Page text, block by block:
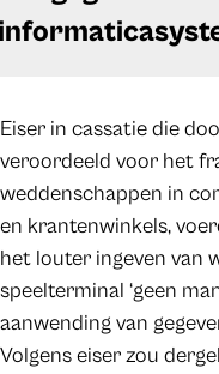
Eiser in cassatie die
veroordeeld voor het
weddenschappen in
en krantenwinkels,
het louter ingeven van
speelterminal ‘geen
aanwending van
Volgens eiser zou